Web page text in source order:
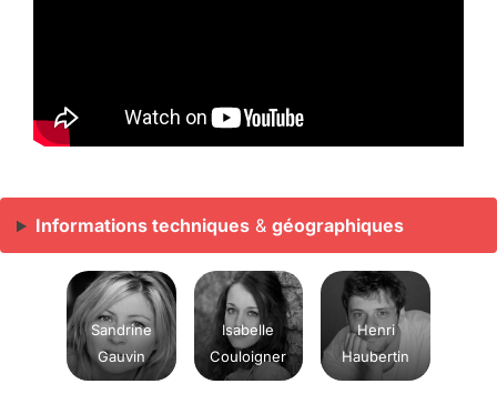
Informations techniques& géographiques
Sandrine
Gauvin
Isabelle
Couloigner
Henri
Haubertin